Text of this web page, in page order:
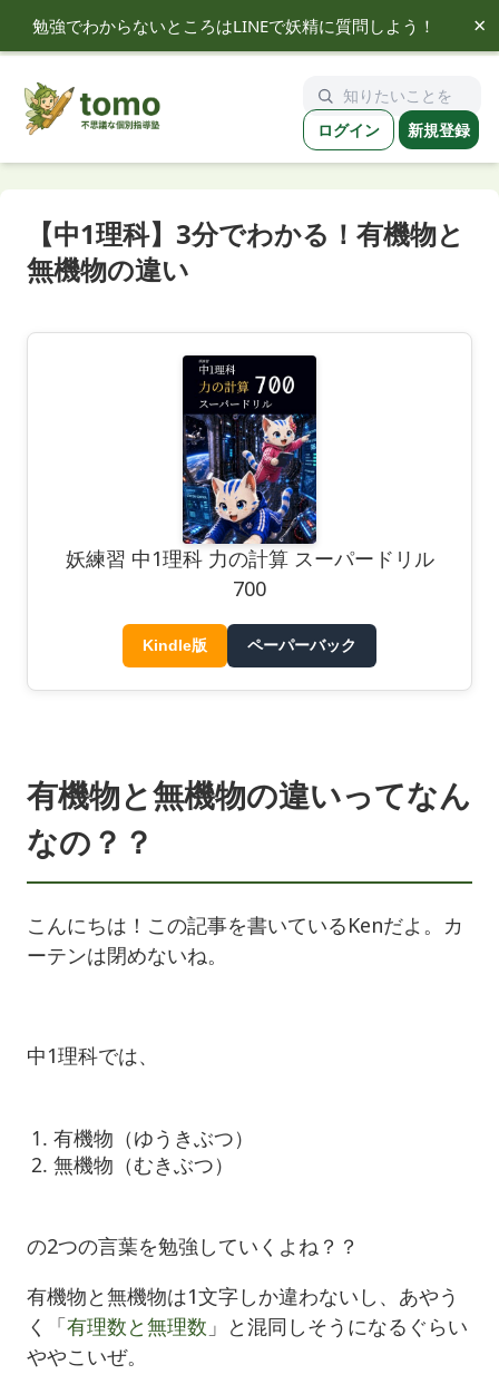
勉強でわからないところはLINEで妖精に質問しよう！ ×
tomo ログイン 新規登録
【中1理科】3分でわかる！有機物と
無機物の違い
妖練習 中1理科 力の計算 スーパードリル
700
Kindle版 ペーパーバック
有機物と無機物の違いってなん
なの？？
こんにちは！この記事を書いているKenだよ。カ
ーテンは閉めないね。
中1理科では、
有機物（ゆうきぶつ）
無機物（むきぶつ）
の2つの言葉を勉強していくよね？？
有機物と無機物は1文字しか違わないし、あやう
く「有理数と無理数 」と混同しそうになるぐらい
ややこいぜ。